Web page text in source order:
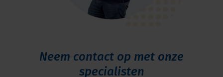
Neem contact op met onze
specialisten